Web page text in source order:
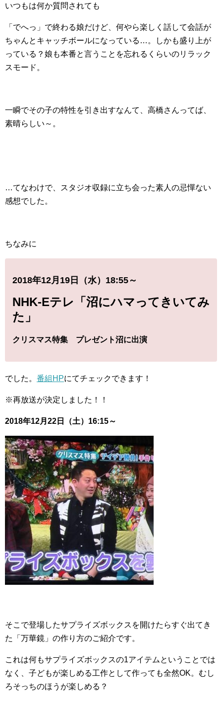
いつもは何か質問されても
「でへっ」で終わる娘だけど、何やら楽しく話して会話が
ちゃんとキャッチボールになっている…。しかも盛り上が
っている？娘も本番と言うことを忘れるくらいのリラック
スモード。
一瞬でその子の特性を引き出すなんて、高橋さんってば、
素晴らしい～。
…てなわけで、スタジオ収録に立ち会った素人の忌憚ない
感想でした。
ちなみに
2018年12月19日（水）18:55～
NHK-Eテレ「沼にハマってきいてみ
た」
クリスマス特集 プレゼント沼に出演
でした。 番組HPにてチェックできます！
※再放送が決定しました！！
2018年12月22日（土）16:15～
そこで登場したサプライズボックスを開けたらすぐ出てき
た「万華鏡」の作り方のご紹介です。
これは何もサプライズボックスの1アイテムということでは
なく、子どもが楽しめる工作として作っても全然OK。むし
ろそっちのほうが楽しめる？